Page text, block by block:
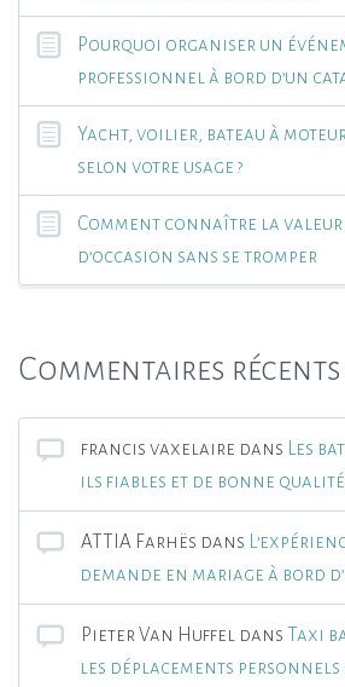
Pourquoi organiser un
professionnel à bord d’un
Yacht, voilier, bateau à
selon votre usage ?
Comment connaître la valeur
d’occasion sans se tromper
Commentaires récents
francis vaxelaire dans
Les
ils fiables et de bonne qualité
ATTIA Farhës dans
demande en mariage à bord
Pieter Van Huffel dans Taxi
les déplacements